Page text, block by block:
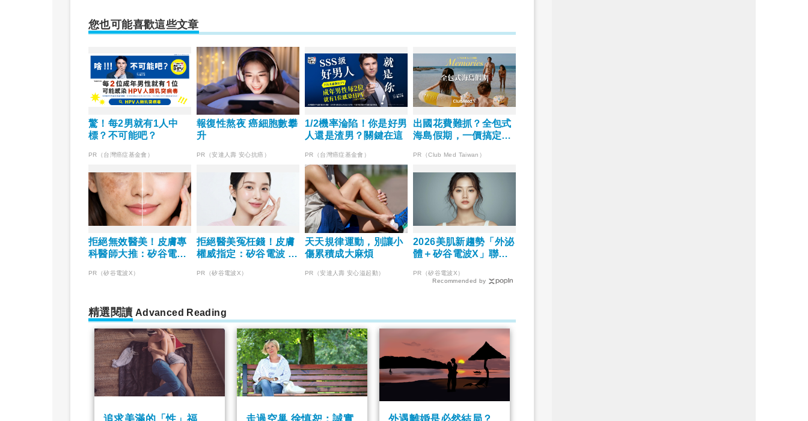
您也可能喜歡這些文章
驚！每2男就有1人中
標？不可能吧？
PR（台灣癌症基金會）
報復性熬夜 癌細胞數攀
升
PR（安達人壽 安心抗癌）
1/2機率淪陷！你是好男
人還是渣男？關鍵在這
PR（台灣癌症基金會）
出國花費難抓？全包式
海島假期，一價搞定食
PR（Club Med Taiwan）
拒絕無效醫美！皮膚專
科醫師大推：矽谷電波
韌
PR（矽谷電波X）
拒絕醫美冤枉錢！皮膚
權威指定：矽谷電波 X
質
PR（矽谷電波X）
天天規律運動，別讓小
傷累積成大麻煩
PR（安達人壽 安心溢起動）
2026美肌新趨勢「外泌
體＋矽谷電波X」聯
代
PR（矽谷電波X）
Recommended by
精選閱讀 Advanced Reading